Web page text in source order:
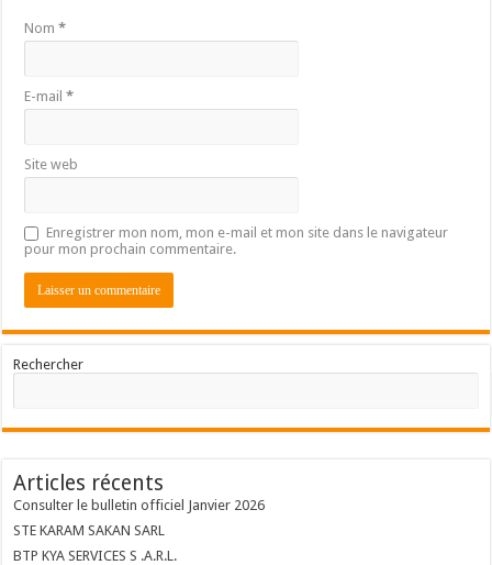
Nom*
E-mail*
Site web
Enregistrer mon nom, mon e-mail et mon site dans le navigateur
pour mon prochain commentaire.
Rechercher
Articles récents
Consulter le bulletin officiel Janvier 2026
STE KARAM SAKAN SARL
BTP KYA SERVICES S .A.R.L.